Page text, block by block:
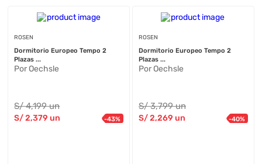
ROSEN
Dormitorio Europeo Tempo 2
Plazas ...
Por Oechsle
S/4,199 un
S/2,379 un -43%
ROSEN
Dormitorio Europeo Tempo 2
Plazas ...
Por Oechsle
S/3,799 un
S/2,269 un -40%